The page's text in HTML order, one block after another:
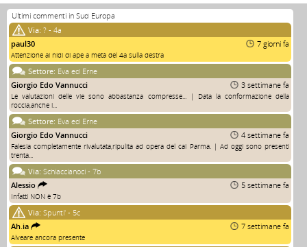
Ultimi commenti in Sud Europa
Via: ? - 4a
paul30
7 giorni fa
Attenzione ai nidi di ape a metà del 4a sulla destra
Settore: Eva ed Erne
Giorgio Edo Vannucci
3 settimane fa
Le valutazioni delle vie sono abbastanza compresse... | Data la conformazione della
roccia,anche i...
Settore: Eva ed Erne
Giorgio Edo Vannucci
4 settimane fa
Falesia completamente rivalutata,ripulita ad opera del cai Parma. | Ad oggi sono presenti
trenta...
Via: Schiaccianoci - 7b
Alessio
5 settimane fa
Infatti NON è 7b
Via: Spunti' - 5c
Ah.ia
7 settimane fa
Alveare ancora presente